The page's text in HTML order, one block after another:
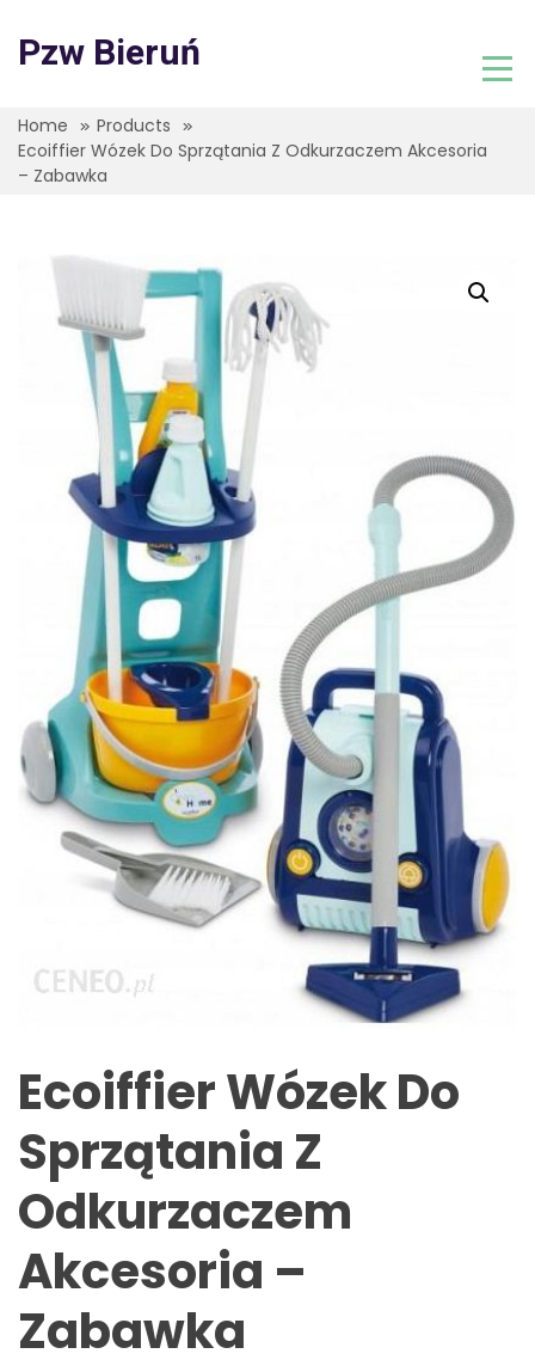
content
Pzw Bieruń
Home
Products
Ecoiffier Wózek Do Sprzątania Z Odkurzaczem Akcesoria
– Zabawka
Ecoiffier Wózek Do
Sprzątania Z
Odkurzaczem
Akcesoria –
Zabawka